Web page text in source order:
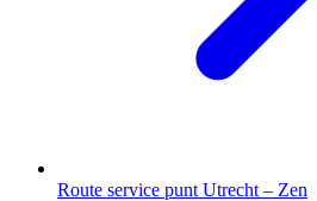
Route service punt Utrecht – Zen